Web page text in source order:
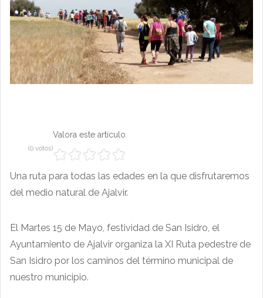
Valora este artículo
(0 votos)
Una ruta para todas las edades en la que disfrutaremos
del medio natural de Ajalvir.
El Martes 15 de Mayo, festividad de San Isidro, el
Ayuntamiento de Ajalvir organiza la XI Ruta pedestre de
San Isidro por los caminos del término municipal de
nuestro municipio.